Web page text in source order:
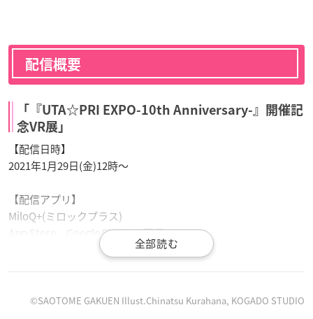
配信概要
「『UTA☆PRI EXPO-10th Anniversary-』開催記
念VR展」
【配信日時】
2021年1月29日(金)12時～
【配信アプリ】
MiloQ+(ミロックプラス)
App Store、Google Playにて配信
※無料でお楽しみいただけます
©SAOTOME GAKUEN Illust.Chinatsu Kurahana, KOGADO STUDIO